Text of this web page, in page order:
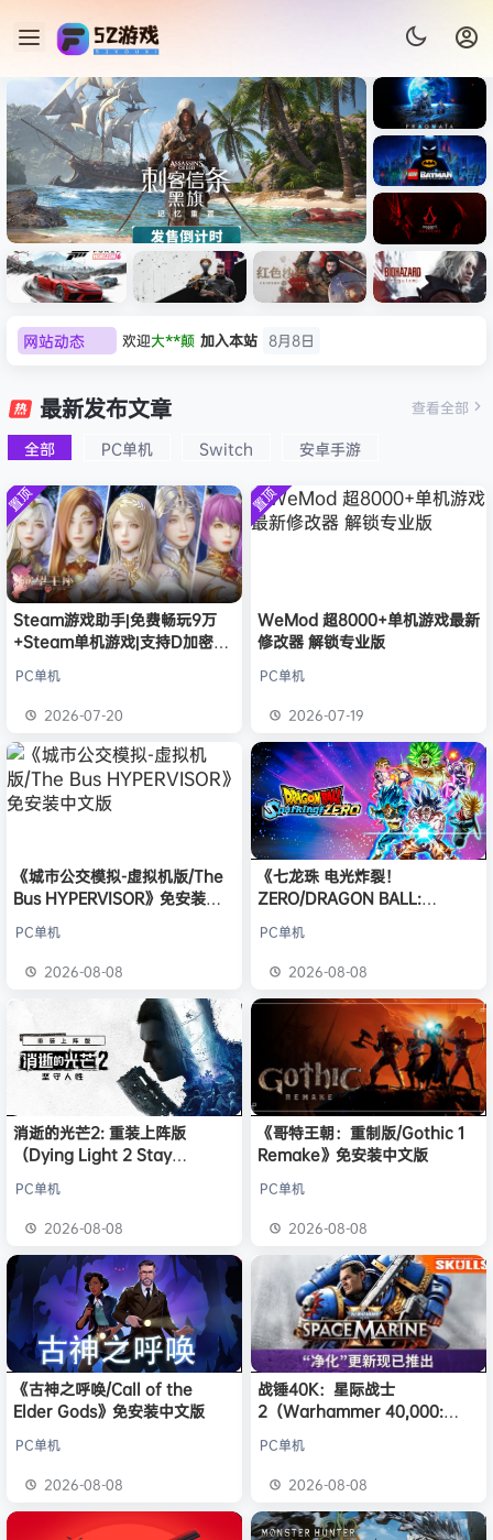
虚拟机版/Assassin’s Creed
HYPERVISOR》免安装中文
版
《识质存
在/PRAG
MATA》
免安装中
文版
《乐高蝙
蝠侠：黑
暗骑士之
Dark
Creed
拟机
速：地平
线
6（Forza
Horizon
6）免安装
中文版
心/Atomi
c
Heart》
文版
n Desert
HYPERVI
SOR）免
安装中文
版
9：安魂
Requiem
）免安装
中文版
网站动态 欢迎我*的 加入本站
8月8日
欢迎 有*酱
e******i
欢迎Q*H 加入本站
8月6日
普洱 签到获取 39 点积分 8月6日
欢迎普洱 加入本站 8月6日
欢迎0**3 加入本站
欢迎c***s 加入本站
欢迎沉*****松 加入本站 5小时前
欢迎兔**** 加入本站 21小时前
加入本站
8月8日
最新发布文章
全部 PC单机 Switch 安卓手游
查看全部
置顶
Steam游戏助手|免费畅玩9万
+Steam单机游戏|支持D加密以
PC单机
2026-07-20
置顶
WeMod 超8000+单机游戏最新
修改器 解锁专业版
PC单机
2026-07-19
《城市公交模拟-虚拟机版/The
Bus HYPERVISOR》免安装中
PC单机
2026-08-08
《七龙珠 电光炸裂！
ZERO/DRAGON BALL:
版
PC单机
2026-08-08
消逝的光芒2: 重装上阵版
（Dying Light 2 Stay
免安装中文版
PC单机
2026-08-08
《哥特王朝：重制版/Gothic 1
Remake》免安装中文版
PC单机
2026-08-08
《古神之呼唤/Call of the
Elder Gods》免安装中文版
PC单机
2026-08-08
战锤40K：星际战士
2（Warhammer 40,000:
版
PC单机
2026-08-08